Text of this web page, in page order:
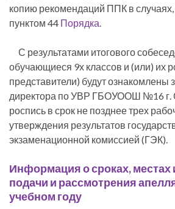
копию рекомендаций ППК в
пунктом 44 Порядка
С результатами итогового
обучающиеся 9х классов и (или) их
представители) будут ознакомлены
директора по УВР ГБОУООШ №16 г.
роспись в срок не позднее трех
утверждения результатов
экзаменационной комиссией (ГЭК).
Информация о сроках, местах
подачи и рассмотрения
учебном году